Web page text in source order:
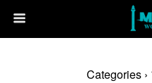
Categories ›